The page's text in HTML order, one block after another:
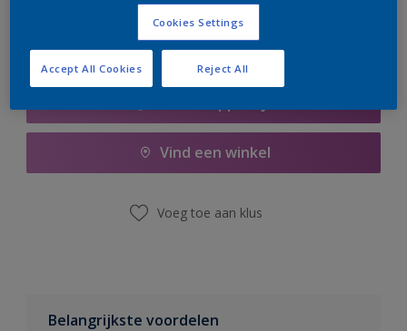
Vind een winkel
Voeg toe aan klus
Belangrijkste voordelen
Cookies Settings
Reject All
Accept All Cookies